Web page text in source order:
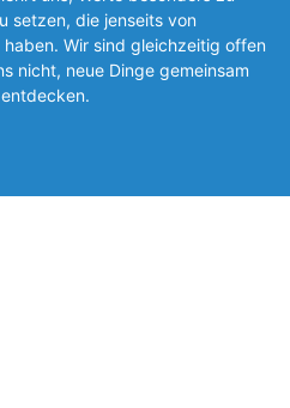
setzen, die jen­seits von
Wir sind gleichzeitig offen
nicht, neue Dinge gemeinsam